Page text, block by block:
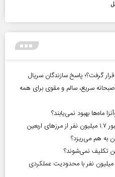
گرفت؟؛ پاسخ سازندگان سریال
صبحانه چی درست کنم؟ معرفی ۳۰ صبحانه سریع، سالم و مقوی برای همه
ماه‌ها بهبود نمی‌یابند؟
به هم می‌ریزد؟
تکلیف نمی‌شوند؟
آمار معلولیت در ایران | بیش از ۱۰.۵ میلیون نفر با محدودیت عملکردی